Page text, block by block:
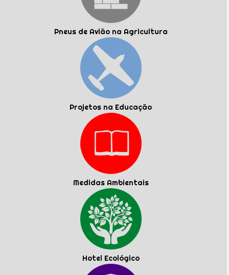
Pneus de Avião na Agricultura
Projetos na Educação
Medidas Ambientais
Hotel Ecológico